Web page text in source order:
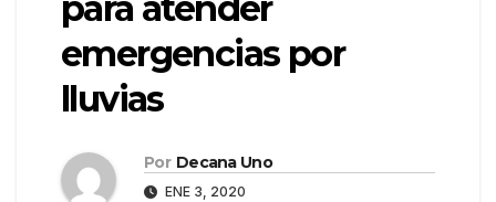
emergencias por
lluvias
Por Decana Uno
ENE 3, 2020